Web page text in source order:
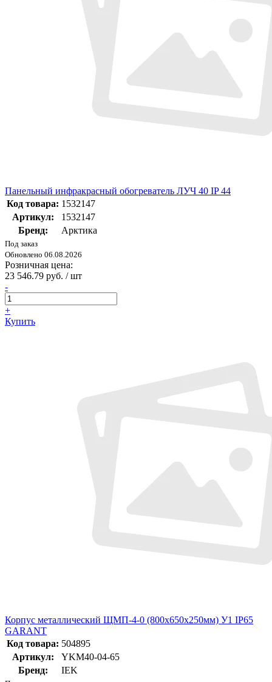
Панельный инфракрасный обогреватель ЛУЧ 40 IP 44
Код товара: 1532147
Артикул:
1532147
Бренд:
Арктика
Под заказ
Обновлено 06.08.2026
Розничная цена:
23 546.79 руб. / шт
-
+
Купить
Корпус металлический ЩМП-4-0 (800х650х250мм) У1 IP65
GARANT
Код товара: 504895
Артикул:
YKM40-04-65
Бренд:
IEK